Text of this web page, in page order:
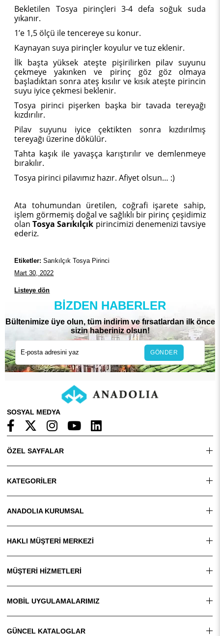
Bekletilen Tosya pirinçleri 3-4 defa soğuk suda
yıkanır.
1’e 1,5 ölçü ile tencereye su konur.
Kaynayan suya pirinçler koyulur ve tuz eklenir.
İlk başta yüksek ateşte pişirilirken pilav suyunu
çekmeye yakınken ve pirinç göz göz olmaya
başladıktan sonra ateş kısılır ve kısık ateşte pirincin
suyu iyice çekmesi beklenir.
Tosya pirinci pişerken başka bir tavada tereyağı
kızdırılır.
Pilav suyunu iyice çektikten sonra kızdırılmış
tereyağı üzerine dökülür.
Tahta kaşık ile yavaşça karıştırılır ve demlenmeye
bırakılır.
Tosya pirinci pilavımız hazır. Afiyet olsun… :)
Ata tohumundan üretilen, coğrafi işarete sahip,
işlem görmemiş doğal ve sağlıklı bir pirinç çeşidimiz
olanTosya Sarıkılçık pirincimizi denemenizi tavsiye
ederiz.
Etiketler: Sarıkılçık Tosya Pirinci
Mart 30, 2022
Listeye dön
BIZDEN HABERLER
Bültenimize üye olun, tüm indirim ve fırsatlardan ilk önce
sizin haberiniz olsun!
GÖNDER
SOSYAL MEDYA
ÖZEL SAYFALAR
KATEGORİLER
ANADOLIA KURUMSAL
HAKLI MÜŞTERİ MERKEZİ
MÜŞTERİ HİZMETLERİ
MOBİL UYGULAMALARIMIZ
GÜNCEL KATALOGLAR